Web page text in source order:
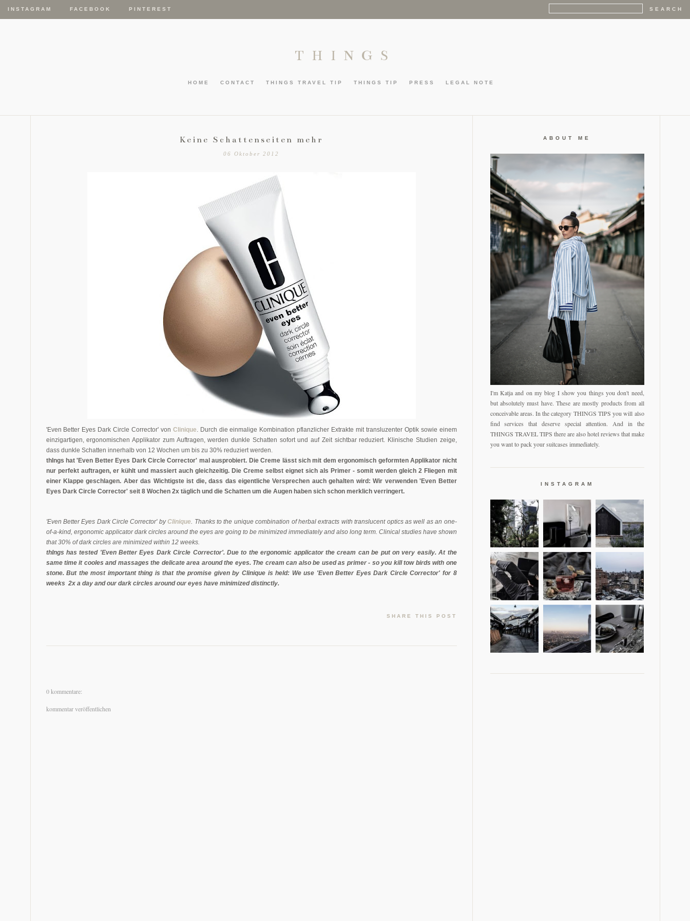
INSTAGRAM FACEBOOK PINTEREST
THINGS
HOME CONTACT THINGS TRAVEL TIP THINGS TIP PRESS LEGAL NOTE
Keine Schattenseiten mehr
06 Oktober 2012
'Even Better Eyes Dark Circle Corrector' von Clinique . Durch die einmalige Kombination pflanzlicher Extrakte mit transluzenter Optik sowie einem
einzigartigen, ergonomischen Applikator zum Auftragen, werden dunkle Schatten sofort und auf Zeit sichtbar reduziert. Klinische Studien zeige,
dass dunkle Schatten innerhalb von 12 Wochen um bis zu 30% reduziert werden.
thIngs hat 'Even Better Eyes Dark Circle Corrector' mal ausprobiert. Die Creme lässt sich mit dem ergonomisch geformten Applikator nicht
nur perfekt auftragen, er kühlt und massiert auch gleichzeitig. Die Creme selbst eignet sich als Primer - somit werden gleich 2 Fliegen mit
einer Klappe geschlagen. Aber das Wichtigste ist die, dass das eigentliche Versprechen auch gehalten wird: Wir verwenden 'Even Better
Eyes Dark Circle Corrector' seit 8 Wochen 2x täglich und die Schatten um die Augen haben sich schon merklich verringert.
'Even Better Eyes Dark Circle Corrector' byClinique . Thanks to the unique combination of herbal extracts with translucent optics as well as an one-
of-a-kind, ergonomic applicator dark circles around the eyes are going to be minimized immediately and also long term. Clinical studies have shown
that 30% of dark circles are minimized within 12 weeks.
thIngs has tested 'Even Better Eyes Dark Circle Corrector'. Due to the ergonomic applicator the cream can be put on very easily. At the
same time it cooles and massages the delicate area around the eyes. The cream can also be used as primer - so you kill tow birds with one
stone. But the most important thing is that the promise given by Clinique is held: We use 'Even Better Eyes Dark Circle Corrector' for 8
weeks 2x a day and our dark circles around our eyes have minimized distinctly.
SHARE THIS POST
0 kommentare:
kommentar veröffentlichen
ABOUT ME
I'm Katja and on my blog I show you things you don't need,
but absolutely must have. These are mostly products from all
conceivable areas. In the category THINGS TIPS you will also
find services that deserve special attention. And in the
THINGS TRAVEL TIPS there are also hotel reviews that make
you want to pack your suitcases immediately.
INSTAGRAM